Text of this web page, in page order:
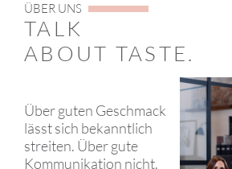
ÜBER UNS
TALK
ABOUT TASTE.
Über guten Geschmack
lässt sich bekanntlich
streiten. Über gute
Kommunikation nicht.